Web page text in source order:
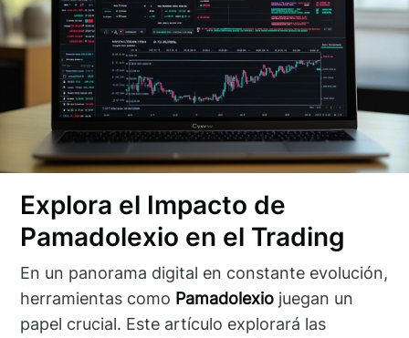
Explora el Impacto de
Pamadolexio en el Trading
En un panorama digital en constante evolución,
herramientas como Pamadolexio juegan un
papel crucial. Este artículo explorará las